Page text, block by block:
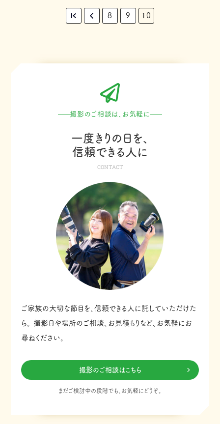
8 9 10
撮影のご相談は、お気軽に
一度きりの日を、
信頼できる人に
CONTACT
ご家族の大切な節目を、信頼できる人に託していただけた
ら。
撮影日や場所のご相談、お見積もりなど、お気軽にお
尋ねください。
撮影のご相談はこちら
まだご検討中の段階でも、お気軽にどうぞ。